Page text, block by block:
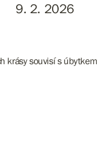
9. 2. 2026
souvisí s